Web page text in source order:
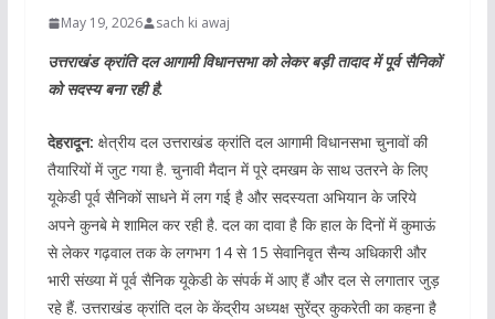
May 19, 2026 sach ki awaj
उत्तराखंड क्रांति दल आगामी विधानसभा को लेकर बड़ी तादाद में पूर्व सैनिकों
को सदस्य बना रही है.
देहरादून: क्षेत्रीय दल उत्तराखंड क्रांति दल आगामी विधानसभा चुनावों की
तैयारियों में जुट गया है. चुनावी मैदान में पूरे दमखम के साथ उतरने के लिए
यूकेडी पूर्व सैनिकों साधने में लग गई है और सदस्यता अभियान के जरिये
अपने कुनबे मे शामिल कर रही है. दल का दावा है कि हाल के दिनों में कुमाऊं
से लेकर गढ़वाल तक के लगभग 14 से 15 सेवानिवृत सैन्य अधिकारी और
भारी संख्या में पूर्व सैनिक यूकेडी के संपर्क में आए हैं और दल से लगातार जुड़
रहे हैं. उत्तराखंड क्रांति दल के केंद्रीय अध्यक्ष सुरेंद्र कुकरेती का कहना है